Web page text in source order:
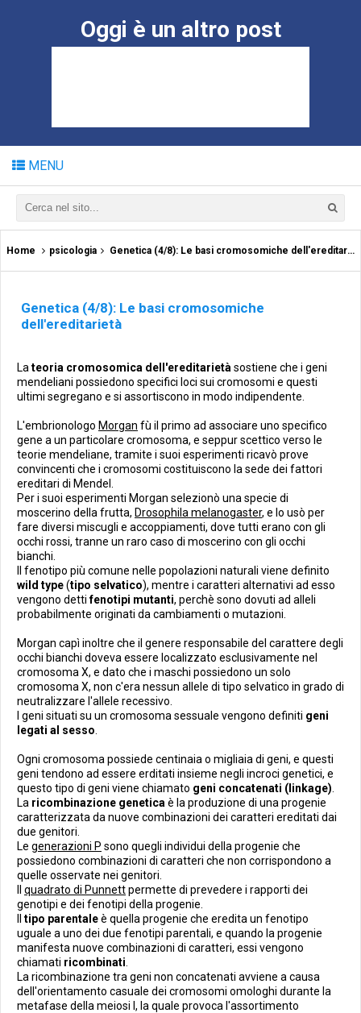
Oggi è un altro post
MENU
Home psicologia Genetica (4/8): Le basi cromosomiche dell'ereditarietà
Genetica (4/8): Le basi cromosomiche
dell'ereditarietà
La teoria cromosomica dell'ereditarietà sostiene che i geni
mendeliani possiedono specifici loci sui cromosomi e questi
ultimi segregano e si assortiscono in modo indipendente.
L'embrionologo Morgan fù il primo ad associare uno specifico
gene a un particolare cromosoma, e seppur scettico verso le
teorie mendeliane, tramite i suoi esperimenti ricavò prove
convincenti che i cromosomi costituiscono la sede dei fattori
ereditari di Mendel.
Per i suoi esperimenti Morgan selezionò una specie di
moscerino della frutta, Drosophila melanogaster, e lo usò per
fare diversi miscugli e accoppiamenti, dove tutti erano con gli
occhi rossi, tranne un raro caso di moscerino con gli occhi
bianchi.
Il fenotipo più comune nelle popolazioni naturali viene definito
wild type(tipo selvatico), mentre i caratteri alternativi ad esso
vengono dettifenotipi mutanti, perchè sono dovuti ad alleli
probabilmente originati da cambiamenti o mutazioni.
Morgan capì inoltre che il genere responsabile del carattere degli
occhi bianchi doveva essere localizzato esclusivamente nel
cromosoma X, e dato che i maschi possiedono un solo
cromosoma X, non c'era nessun allele di tipo selvatico in grado di
neutralizzare l'allele recessivo.
I geni situati su un cromosoma sessuale vengono definiti geni
legati al sesso
Ogni cromosoma possiede centinaia o migliaia di geni, e questi
geni tendono ad essere erditati insieme negli incroci genetici, e
questo tipo di geni viene chiamato geni concatenati (linkage)
La ricombinazione genetica è la produzione di una progenie
caratterizzata da nuove combinazioni dei caratteri ereditati dai
due genitori.
Le generazioni P sono quegli individui della progenie che
possiedono combinazioni di caratteri che non corrispondono a
quelle osservate nei genitori.
quadrato di Punnettpermette di prevedere i rapporti dei
genotipi e dei fenotipi della progenie.
tipo parentaleè quella progenie che eredita un fenotipo
uguale a uno dei due fenotipi parentali, e quando la progenie
manifesta nuove combinazioni di caratteri, essi vengono
chiamati ricombinati
La ricombinazione tra geni non concatenati avviene a causa
dell'orientamento casuale dei cromosomi omologhi durante la
metafase della meiosi I, la quale provoca l'assortimento